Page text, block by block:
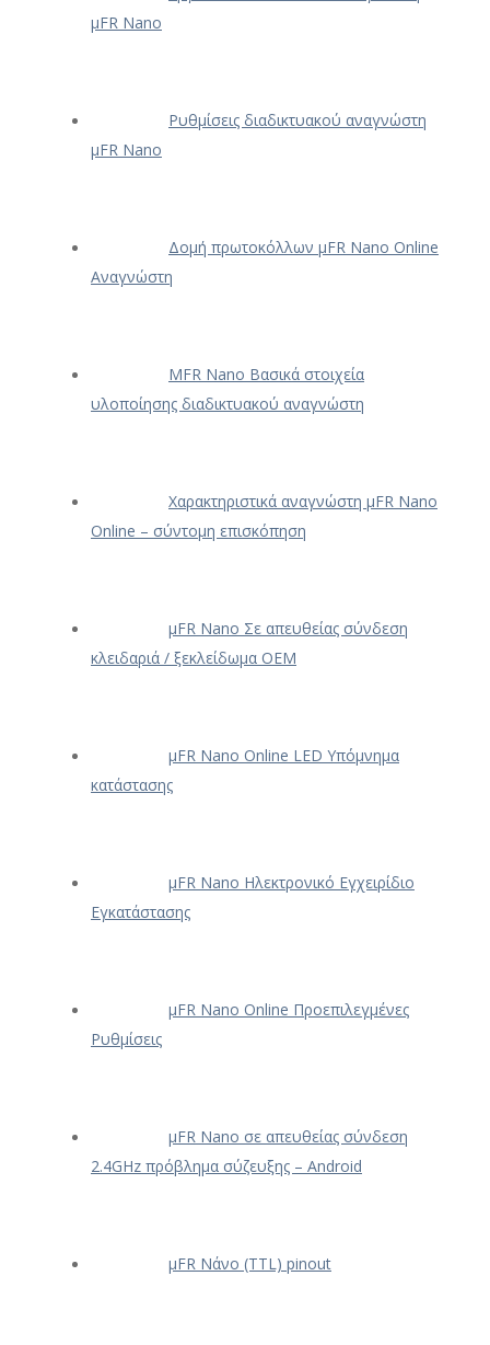
μFR Nano
Ρυθμίσεις διαδικτυακού αναγνώστη
μFR Nano
Δομή πρωτοκόλλων μFR Nano Online
Αναγνώστη
ΜFR Nano Βασικά στοιχεία
υλοποίησης διαδικτυακού αναγνώστη
Χαρακτηριστικά αναγνώστη μFR Nano
Online – σύντομη επισκόπηση
μFR Nano Σε απευθείας σύνδεση
κλειδαριά / ξεκλείδωμα OEM
μFR Nano Online LED Υπόμνημα
κατάστασης
μFR Nano Ηλεκτρονικό Εγχειρίδιο
Εγκατάστασης
μFR Nano Online Προεπιλεγμένες
Ρυθμίσεις
μFR Nano σε απευθείας σύνδεση
2.4GHz πρόβλημα σύζευξης – Android
μFR Νάνο (TTL) pinout